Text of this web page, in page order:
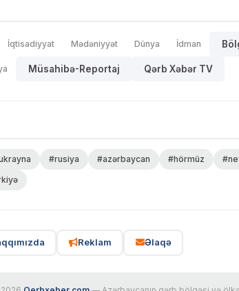
İqtisadiyyat Mədəniyyət Dünya İdman
Müsahibə-Reportaj Qərb Xəbər TV
#rusiya #azərbaycan #hörmüz
Reklam Əlaqə